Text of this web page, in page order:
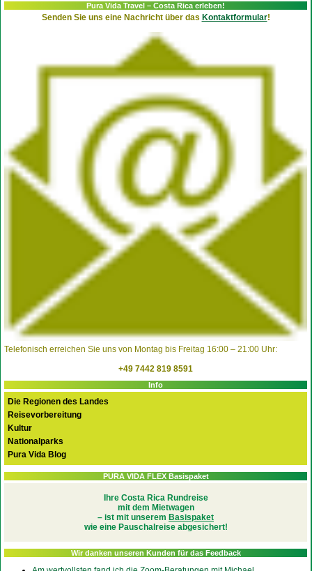
Pura Vida Travel – Costa Rica erleben!
Senden Sie uns eine Nachricht über das Kontaktformular!
Telefonisch erreichen Sie uns von Montag bis Freitag 16:00 – 21:00 Uhr:
+49 7442 819 8591
Info
Die Regionen des Landes
Reisevorbereitung
Kultur
Nationalparks
Pura Vida Blog
PURA VIDA FLEX Basispaket
Ihre Costa Rica Rundreise
mit dem Mietwagen
– ist mit unserem Basispaket
wie eine Pauschalreise abgesichert!
Wir danken unseren Kunden für das Feedback